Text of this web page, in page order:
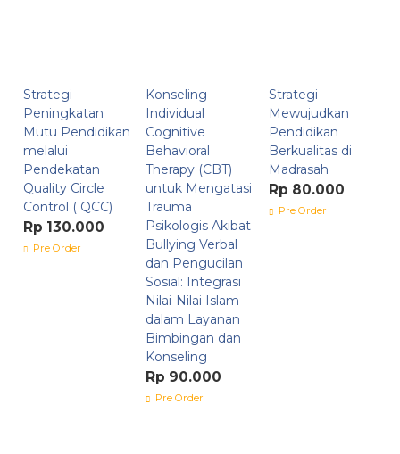
Strategi
Peningkatan
Mutu Pendidikan
melalui
Pendekatan
Quality Circle
Control ( QCC)
Rp 130.000
Pre Order
Konseling
Individual
Cognitive
Behavioral
Therapy (CBT)
untuk Mengatasi
Trauma
Psikologis Akibat
Bullying Verbal
dan Pengucilan
Sosial: Integrasi
Nilai-Nilai Islam
dalam Layanan
Bimbingan dan
Konseling
Rp 90.000
Pre Order
Strategi
Mewujudkan
Pendidikan
Berkualitas di
Madrasah
Rp 80.000
Pre Order